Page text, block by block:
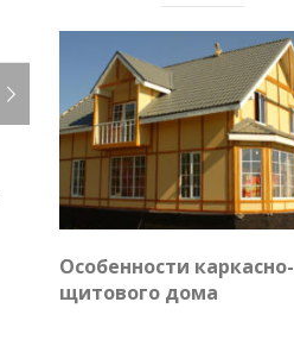
Особенности каркасно-
щитового дома